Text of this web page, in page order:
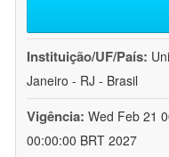
Instituição/UF/País:
Janeiro - RJ - Brasil
Vigência: Wed Feb 21
00:00:00 BRT 2027